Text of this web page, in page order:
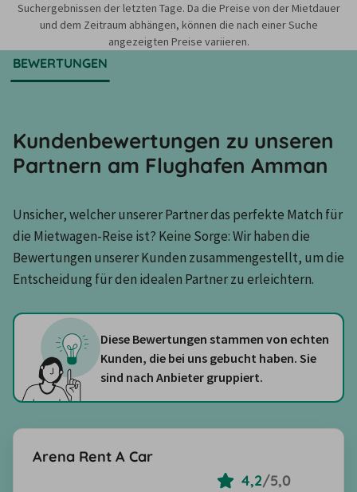
Suchergebnissen der letzten Tage. Da die Preise von der Mietdauer
und dem Zeitraum abhängen, können die nach einer Suche
angezeigten Preise variieren.
BEWERTUNGEN
Kundenbewertungen zu unseren
Partnern am Flughafen Amman
Unsicher, welcher unserer Partner das perfekte Match für
die Mietwagen-Reise ist? Keine Sorge: Wir haben die
Bewertungen unserer Kunden zusammengestellt, um die
Entscheidung für den idealen Partner zu erleichtern.
Diese Bewertungen stammen von echten
Kunden, die bei uns gebucht haben. Sie
sind nach Anbieter gruppiert.
Arena Rent A Car
4,2/5,0